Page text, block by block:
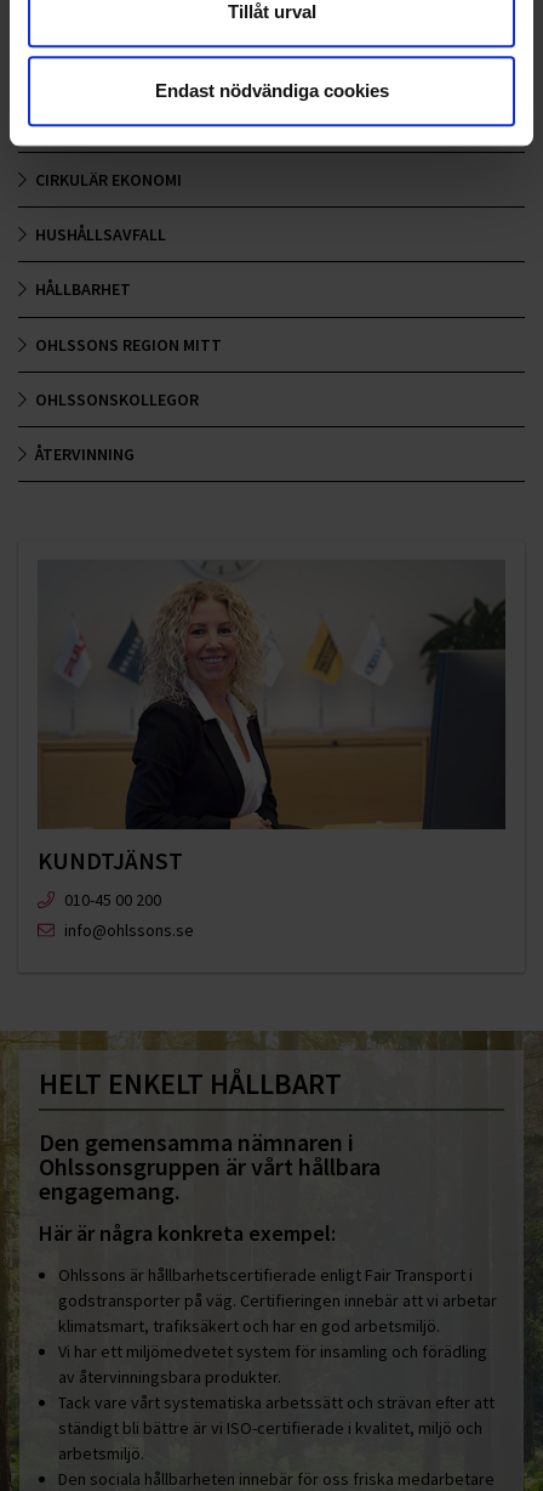
Tillåt urval
Endast nödvändiga cookies
Lär dig mer
ALLA
CIRKULÄR EKONOMI
HUSHÅLLSAVFALL
HÅLLBARHET
OHLSSONS REGION MITT
OHLSSONSKOLLEGOR
ÅTERVINNING
KUNDTJÄNST
010-45 00 200​
info@ohlssons.se
HELT ENKELT HÅLLBART
Den gemensamma nämnaren i
Ohlssonsgruppen är vårt hållbara
engagemang.
Här är några konkreta exempel:
Ohlssons är hållbarhetscertifierade enligt Fair Transport i
godstransporter på väg. Certifieringen innebär att vi arbetar
klimatsmart, trafiksäkert och har en god arbetsmiljö.
Vi har ett miljömedvetet system för insamling och förädling
av återvinningsbara produkter.
Tack vare vårt systematiska arbetssätt och strävan efter att
ständigt bli bättre är vi ISO-certifierade i kvalitet, miljö och
arbetsmiljö.
Den sociala hållbarheten innebär för oss friska medarbetare